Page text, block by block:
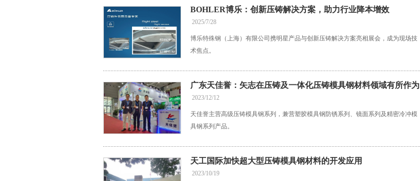
BOHLER博乐：创新压铸解决方案，助力行业降本增效
2025/7/28
博乐特殊钢（上海）有限公司携明星产品与创新压铸解决方案亮相展会，成为现场技
术焦点。
广东天佳誉：矢志在压铸及一体化压铸模具钢材料领域有所作为
2023/12/12
天佳誉主营高级压铸模具钢系列，兼营塑胶模具钢防锈系列、镜面系列及精密冷冲模
具钢系列产品。
天工国际加快超大型压铸模具钢材料的开发应用
2023/10/19